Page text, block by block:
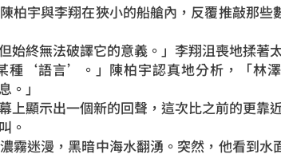
柏宇與李翔在狹小的船艙內，反覆推敲那些
始終無法破譯它的意義。」李翔沮喪地揉著
種‘語言’。」陳柏宇認真地分析，「林
」
上顯示出一個新的回聲，這次比之前的更靠
。
霧迷漫，黑暗中海水翻湧。突然，他看到水